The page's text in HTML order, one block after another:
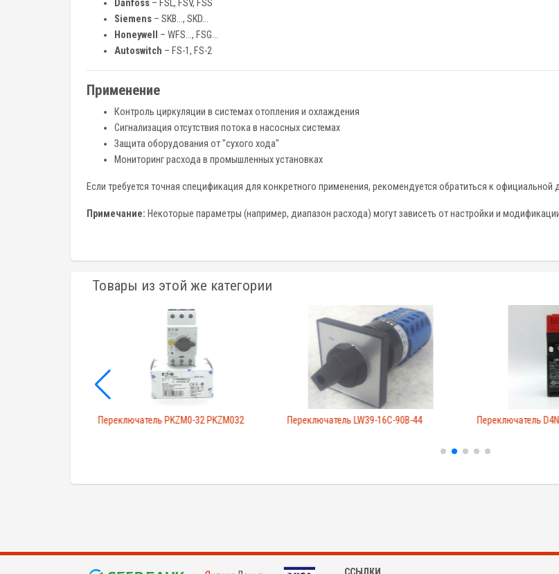
Danfoss – FSL, FSV, FSS
Siemens – SKB…, SKD…
Honeywell
– WFS…, FSG…
Autoswitch – FS-1, FS-2
Применение
Контроль циркуляции в системах отопления и охлаждения
Сигнализация отсутствия потока в насосных системах
Защита оборудования от "сухого хода"
Мониторинг расхода в промышленных установках
Если требуется точная спецификация для конкретного применения, рекомендуется обратиться к
Примечание: Некоторые параметры (например, диапазон расхода) могут зависеть от настройки и
Товары из этой же категории
Переключатель PKZM0-32 PKZM032 Переключатель LW39-16C-90B-44 Переключатель